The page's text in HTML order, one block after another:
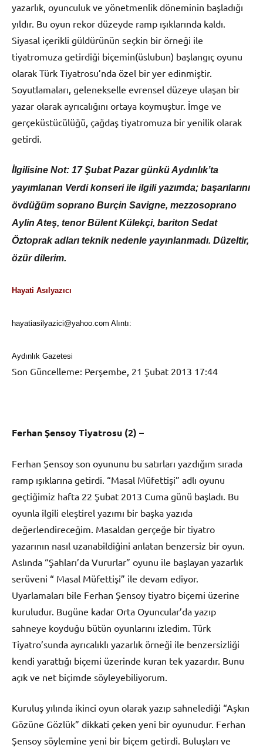
yazarlık, oyunculuk ve yönetmenlik döneminin başladığı
yıldır. Bu oyun rekor düzeyde ramp ışıklarında kaldı.
Siyasal içerikli güldürünün seçkin bir örneği ile
tiyatromuza getirdiği biçemin(üslubun) başlangıç oyunu
olarak Türk Tiyatrosu’nda özel bir yer edinmiştir.
Soyutlamaları, gelenekselle evrensel düzeye ulaşan bir
yazar olarak ayrıcalığını ortaya koymuştur. İmge ve
gerçeküstücülüğü, çağdaş tiyatromuza bir yenilik olarak
getirdi.
İlgilisine Not: 17 Şubat Pazar günkü Aydınlık’ta
yayımlanan Verdi konseri ile ilgili yazımda; başarılarını
övdüğüm soprano Burçin Savigne, mezzosoprano
Aylin Ateş, tenor Bülent Külekçi, bariton Sedat
Öztoprak adları teknik nedenle yayınlanmadı. Düzeltir,
özür dilerim.
Hayati Asılyazıcı
hayatiasilyazici@yahoo.com Alıntı:
Aydınlık Gazetesi
Son Güncelleme: Perşembe, 21 Şubat 2013 17:44
Ferhan Şensoy Tiyatrosu (2) –
Ferhan Şensoy son oyununu bu satırları yazdığım sırada
ramp ışıklarına getirdi. “Masal Müfettişi” adlı oyunu
geçtiğimiz hafta 22 Şubat 2013 Cuma günü başladı. Bu
oyunla ilgili eleştirel yazımı bir başka yazıda
değerlendireceğim. Masaldan gerçeğe bir tiyatro
yazarının nasıl uzanabildiğini anlatan benzersiz bir oyun.
Aslında “Şahları’da Vururlar” oyunu ile başlayan yazarlık
serüveni “ Masal Müfettişi” ile devam ediyor.
Uyarlamaları bile Ferhan Şensoy tiyatro biçemi üzerine
kuruludur. Bugüne kadar Orta Oyuncular’da yazıp
sahneye koyduğu bütün oyunlarını izledim. Türk
Tiyatro’sunda ayrıcalıklı yazarlık örneği ile benzersizliği
kendi yarattığı biçemi üzerinde kuran tek yazardır. Bunu
açık ve net biçimde söyleyebiliyorum.
Kuruluş yılında ikinci oyun olarak yazıp sahnelediği “Aşkın
Gözüne Gözlük” dikkati çeken yeni bir oyunudur. Ferhan
Şensoy söylemine yeni bir biçem getirdi. Buluşları ve